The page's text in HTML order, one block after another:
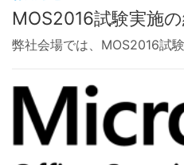
MOS2016試験実施
弊社会場では、MOS2016試